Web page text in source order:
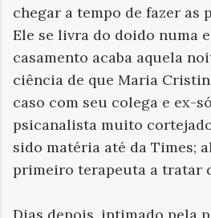
chegar a tempo de fazer as
Ele se livra do doido numa
casamento acaba aquela
ciência de que Maria
caso com seu colega e ex-
psicanalista muito
sido matéria até da Times;
primeiro terapeuta a tratar
Dias depois, intimado pela